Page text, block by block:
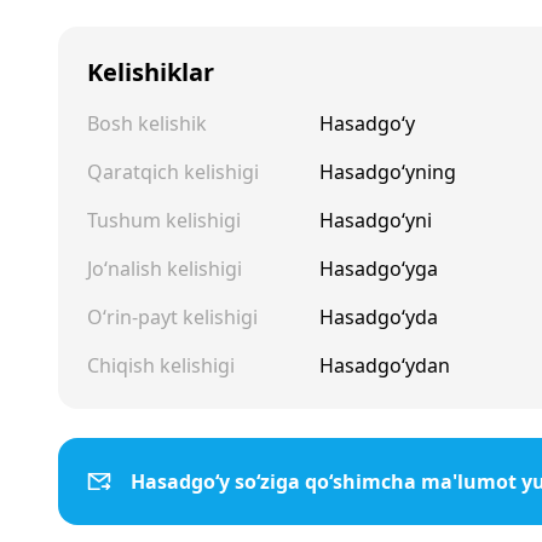
Kelishiklar
Bosh kelishik
Hasadgo‘y
Qaratqich kelishigi
Hasadgo‘yning
Tushum kelishigi
Hasadgo‘yni
Jo‘nalish kelishigi
Hasadgo‘yga
O‘rin-payt kelishigi
Hasadgo‘yda
Chiqish kelishigi
Hasadgo‘ydan
Hasadgo‘y so‘ziga qo‘shimcha ma'lumot